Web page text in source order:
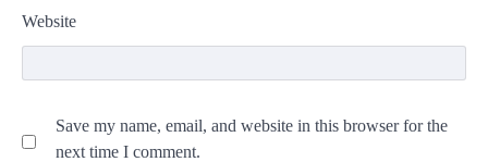
Website
Save my name, email, and website in this browser for the
next time I comment.